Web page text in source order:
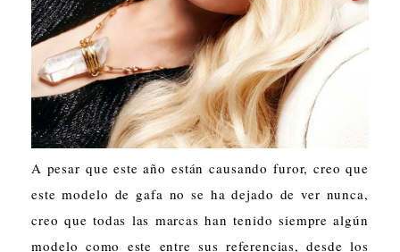
A pesar que este año están causando furor, creo que
este modelo de gafa no se ha dejado de ver nunca,
creo que todas las marcas han tenido siempre algún
modelo como este entre sus referencias, desde los